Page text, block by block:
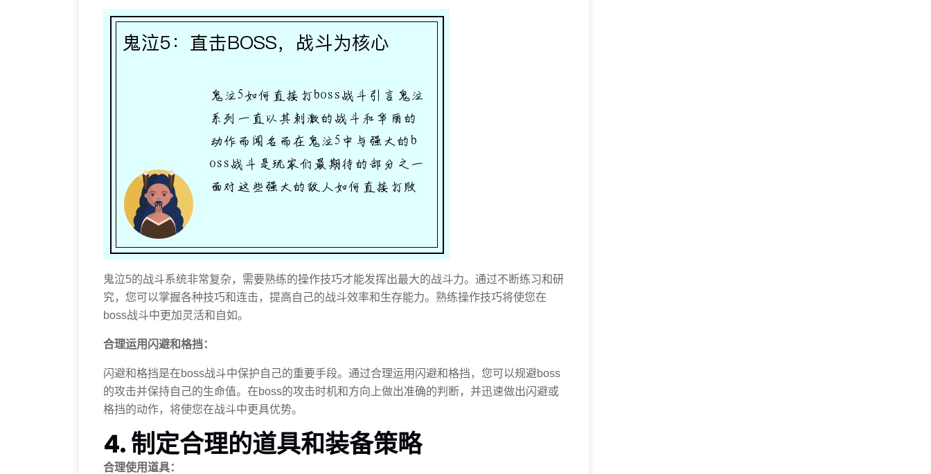
鬼泣5的战斗系统非常复杂，需要熟练的操作技巧才能发挥出最大的战斗力。通过不断练习和研
究，您可以掌握各种技巧和连击，提高自己的战斗效率和生存能力。熟练操作技巧将使您在
boss战斗中更加灵活和自如。
合理运用闪避和格挡：
闪避和格挡是在boss战斗中保护自己的重要手段。通过合理运用闪避和格挡，您可以规避boss
的攻击并保持自己的生命值。在boss的攻击时机和方向上做出准确的判断，并迅速做出闪避或
格挡的动作，将使您在战斗中更具优势。
4. 制定合理的道具和装备策略
合理使用道具：